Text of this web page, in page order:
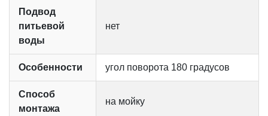
Подвод
питьевой
воды
нет
Особенности угол поворота 180 градусов
Способ
монтажа
на мойку